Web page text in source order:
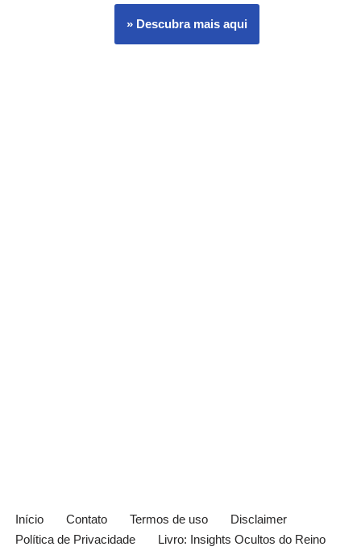
» Descubra mais aqui
Início Contato Termos de uso
Disclaimer
Política de Privacidade
Livro: Insights Ocultos do Reino